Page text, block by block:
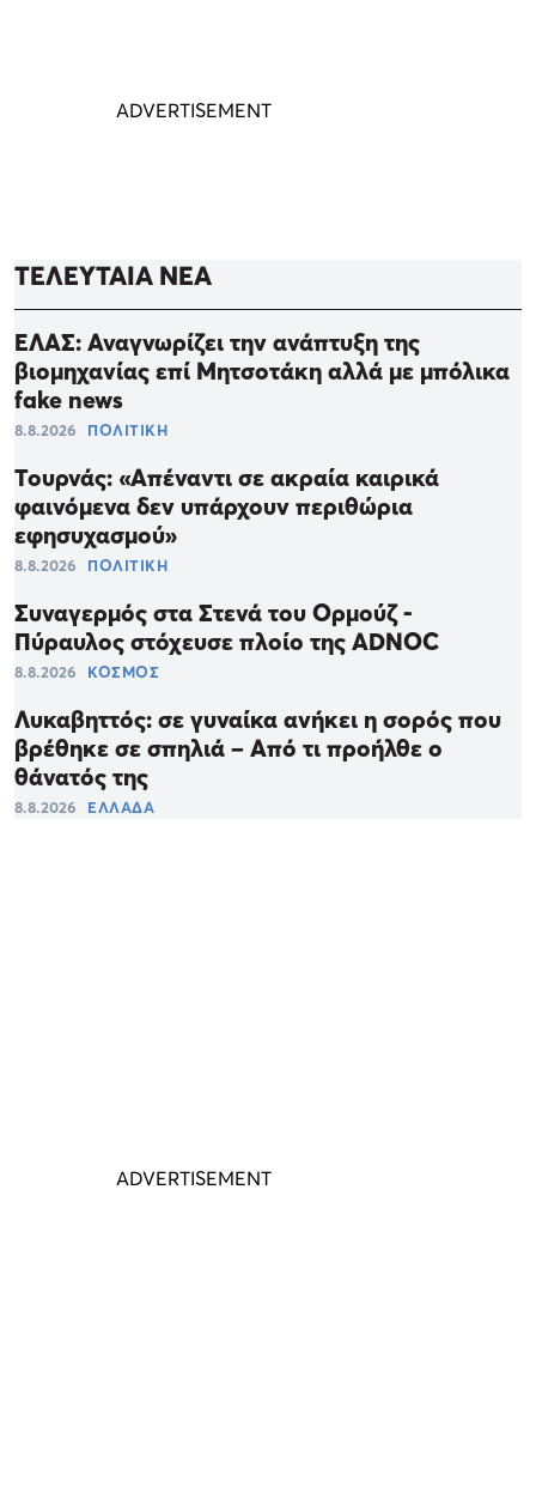
ΤΕΛΕΥΤΑΙΑ ΝΕΑ
ΕΛΑΣ: Αναγνωρίζει την ανάπτυξη της
βιομηχανίας επί Μητσοτάκη αλλά με μπόλικα
fake news
8.8.2026 ΠΟΛΙΤΙΚΗ
Τουρνάς: «Απέναντι σε ακραία καιρικά
φαινόμενα δεν υπάρχουν περιθώρια
εφησυχασμού»
8.8.2026 ΠΟΛΙΤΙΚΗ
Συναγερμός στα Στενά του Ορμούζ -
Πύραυλος στόχευσε πλοίο της ADNOC
8.8.2026 ΚΟΣΜΟΣ
Λυκαβηττός: σε γυναίκα ανήκει η σορός που
βρέθηκε σε σπηλιά – Από τι προήλθε ο
θάνατός της
8.8.2026 ΕΛΛΑΔΑ